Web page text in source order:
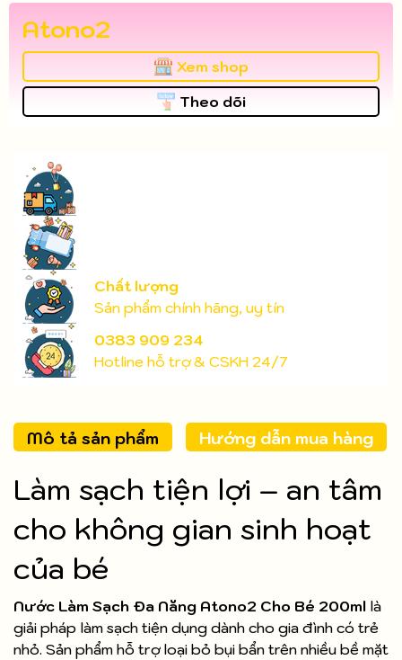
Atono2
Xem shop
Theo dõi
Chất lượng
Sản phẩm chính hãng, uy tín
0383 909 234
Hotline hỗ trợ & CSKH 24/7
Mô tả sản phẩm Hướng dẫn mua hàng
Làm sạch tiện lợi – an tâm
cho không gian sinh hoạt
của bé
Nước Làm Sạch Đa Năng Atono2 Cho Bé 200ml là
giải pháp làm sạch tiện dụng dành cho gia đình có trẻ
nhỏ. Sản phẩm hỗ trợ loại bỏ bụi bẩn trên nhiều bề mặt